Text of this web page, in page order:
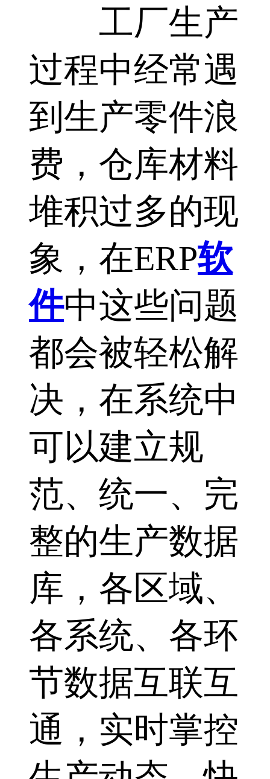
工厂生产
过程中经常遇
到生产零件浪
费，仓库材料
堆积过多的现
象，在ERP软
件中这些问题
都会被轻松解
决，在系统中
可以建立规
范、统一、完
整的生产数据
库，各区域、
各系统、各环
节数据互联互
通，实时掌控